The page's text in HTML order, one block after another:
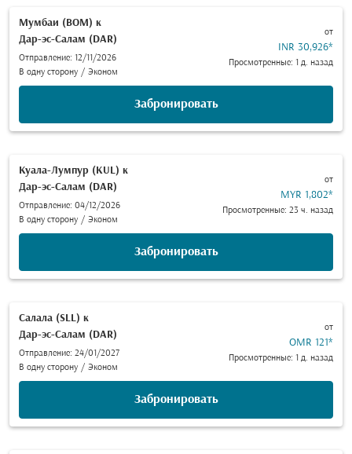
Мумбаи (BOM) к
Дар-эс-Салам (DAR)
Отправление: 12/11/2026
В одну сторону / Эконом
от
INR 30,926*
Просмотренные: 1 д. назад
Забронировать
Куала-Лумпур (KUL) к
Дар-эс-Салам (DAR)
Отправление: 04/12/2026
В одну сторону / Эконом
от
MYR 1,802*
Просмотренные: 23 ч. назад
Забронировать
Салала (SLL) к
Дар-эс-Салам (DAR)
Отправление: 24/01/2027
В одну сторону / Эконом
от
OMR 121*
Просмотренные: 1 д. назад
Забронировать